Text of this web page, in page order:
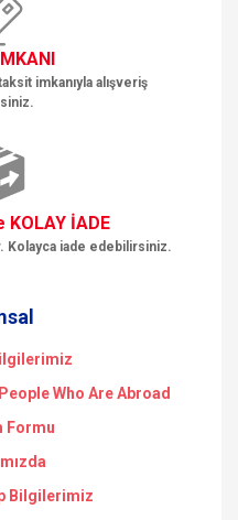
imkanıyla alışveriş
KOLAY İADE
Kolayca iade edebilirsiniz.
Who Are Abroad
Formu
Bilgilerimiz